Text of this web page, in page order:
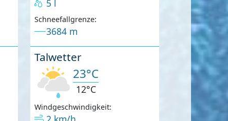
5 l
Schneefallgrenze:
3684 m
Talwetter
23°C
12°C
Windgeschwindigkeit: